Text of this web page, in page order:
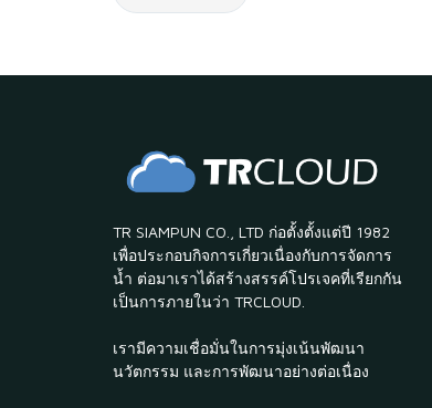
TR SIAMPUN CO., LTD ก่อตั้งตั้งแต่ปี 1982
เพื่อประกอบกิจการเกี่ยวเนื่องกับการจัดการ
น้ำ ต่อมาเราได้สร้างสรรค์โปรเจคที่เรียกกัน
เป็นการภายในว่า TRCLOUD.
เรามีความเชื่อมั่นในการมุ่งเน้นพัฒนา
นวัตกรรม และการพัฒนาอย่างต่อเนื่อง